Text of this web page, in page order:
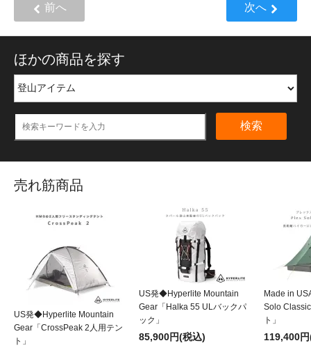
前へ 次へ
ほかの商品を探す
検索
売れ筋商品
US発◆Hyperlite Mountain
Gear「CrossPeak 2人用テン
ト」
US発◆Hyperlite Mountain
Gear「Halka 55 ULバックパ
ック」
85,900円(税込)
Made in
Solo
ト」
119,400